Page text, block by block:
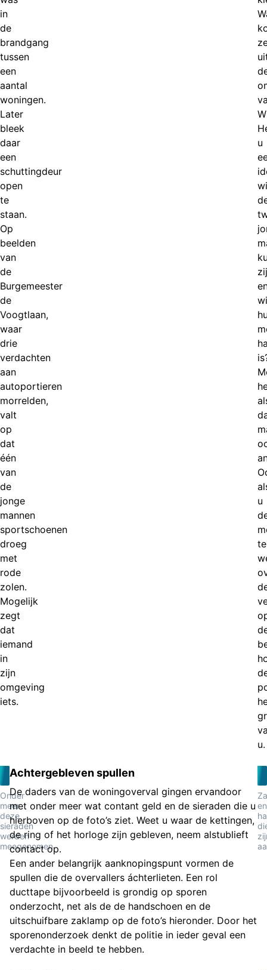
in
de
brandgang
tussen
een
aantal
woningen.
Later
bleek
daar
een
schuttingdeur
open
te
staan.
Op
beelden
van
de
Burgemeester
de
Voogtlaan,
waar
drie
verdachten
aan
autoportieren
morrelden,
valt
op
dat
één
van
de
jonge
mannen
sportschoenen
droeg
met
rode
zolen.
Mogelijk
zegt
dat
iemand
in
zijn
omgeving
iets.
u
u
te
u.
Onder
meer
deze
sieraden
werden
meegenomen
Achtergebleven spullen
De daders van de woningoverval gingen ervandoor
met onder meer wat contant geld en de sieraden die u
hierboven op de foto’s ziet. Weet u waar de kettingen,
de ring of het horloge zijn gebleven, neem alstublieft
contact op.
Een ander belangrijk aanknopingspunt vormen de
spullen die de overvallers áchterlieten. Een rol
ducttape bijvoorbeeld is grondig op sporen
onderzocht, net als de de handschoen en de
uitschuifbare zaklamp op de foto’s hieronder. Door het
sporenonderzoek denkt de politie in ieder geval een
verdachte in beeld te hebben.
en